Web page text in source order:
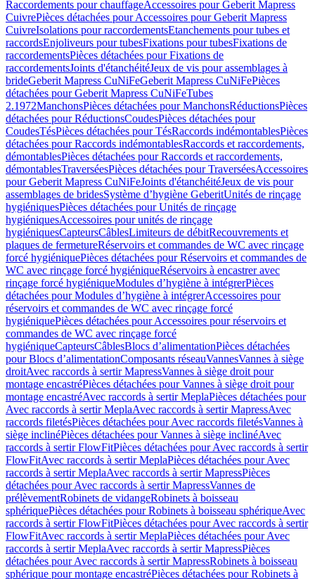
Raccordements pour chauffageAccessoires pour Geberit Mapress
CuivrePièces détachées pour Accessoires pour Geberit Mapress
CuivreIsolations pour raccordementsEtanchements pour tubes et
raccordsEnjoliveurs pour tubesFixations pour tubesFixations de
raccordementsPièces détachées pour Fixations de
raccordementsJoints d'étanchéitéJeux de vis pour assemblages à
brideGeberit Mapress CuNiFeGeberit Mapress CuNiFePièces
détachées pour Geberit Mapress CuNiFeTubes
2.1972ManchonsPièces détachées pour ManchonsRéductionsPièces
détachées pour RéductionsCoudesPièces détachées pour
CoudesTésPièces détachées pour TésRaccords indémontablesPièces
détachées pour Raccords indémontablesRaccords et raccordements,
démontablesPièces détachées pour Raccords et raccordements,
démontablesTraverséesPièces détachées pour TraverséesAccessoires
pour Geberit Mapress CuNiFeJoints d'étanchéitéJeux de vis pour
assemblages de bridesSystème d’hygiène GeberitUnités de rinçage
hygiéniquesPièces détachées pour Unités de rinçage
hygiéniquesAccessoires pour unités de rinçage
hygiéniquesCapteursCâblesLimiteurs de débitRecouvrements et
plaques de fermetureRéservoirs et commandes de WC avec rinçage
forcé hygiéniquePièces détachées pour Réservoirs et commandes de
WC avec rinçage forcé hygiéniqueRéservoirs à encastrer avec
rinçage forcé hygiéniqueModules d’hygiène à intégrerPièces
détachées pour Modules d’hygiène à intégrerAccessoires pour
réservoirs et commandes de WC avec rinçage forcé
hygiéniquePièces détachées pour Accessoires pour réservoirs et
commandes de WC avec rinçage forcé
hygiéniqueCapteursCâblesBlocs d’alimentationPièces détachées
pour Blocs d’alimentationComposants réseauVannesVannes à siège
droitAvec raccords à sertir MapressVannes à siège droit pour
montage encastréPièces détachées pour Vannes à siège droit pour
montage encastréAvec raccords à sertir MeplaPièces détachées pour
Avec raccords à sertir MeplaAvec raccords à sertir MapressAvec
raccords filetésPièces détachées pour Avec raccords filetésVannes à
siège inclinéPièces détachées pour Vannes à siège inclinéAvec
raccords à sertir FlowFitPièces détachées pour Avec raccords à sertir
FlowFitAvec raccords à sertir MeplaPièces détachées pour Avec
raccords à sertir MeplaAvec raccords à sertir MapressPièces
détachées pour Avec raccords à sertir MapressVannes de
prélèvementRobinets de vidangeRobinets à boisseau
sphériquePièces détachées pour Robinets à boisseau sphériqueAvec
raccords à sertir FlowFitPièces détachées pour Avec raccords à sertir
FlowFitAvec raccords à sertir MeplaPièces détachées pour Avec
raccords à sertir MeplaAvec raccords à sertir MapressPièces
détachées pour Avec raccords à sertir MapressRobinets à boisseau
sphérique pour montage encastréPièces détachées pour Robinets à